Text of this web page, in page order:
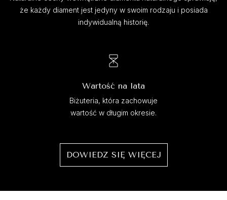
że każdy diament jest jedyny w swoim rodzaju i posiada
indywidualną historię.
Wartość na lata
Biżuteria, która zachowuje
wartość w długim okresie.
DOWIEDZ SIĘ WIĘCEJ